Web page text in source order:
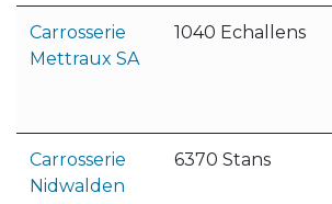
Carrosserie
Mettraux SA
1040 Echallens
Carrosserie
Nidwalden
6370 Stans